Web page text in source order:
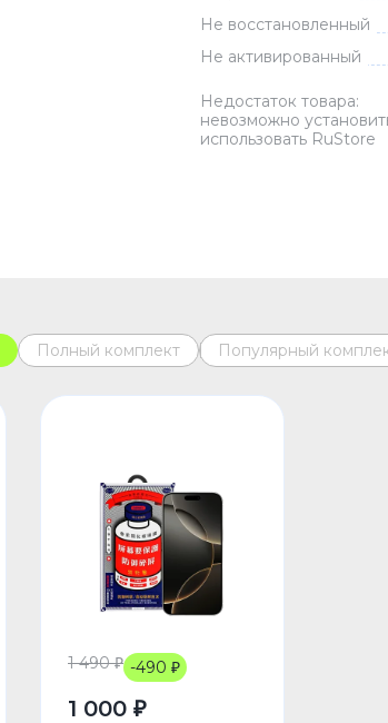
Не восстановленный
Не активированный
Недостаток товара:
невозможно
использовать RuStore
Полный комплект Популярный
1 490 ₽ -490 ₽
1 000 ₽